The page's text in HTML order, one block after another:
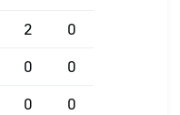
2 0
0 0
0 0